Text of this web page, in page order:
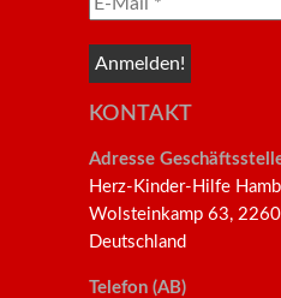
KONTAKT
Adresse
Herz-Kinder-Hilfe
Wolsteinkamp 63,
Deutschland
Telefon (AB)